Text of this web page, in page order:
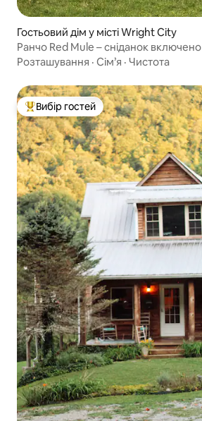
Гостьовий дім у місті Wright City
Ранчо Red Mule – сніданок включено
Розташування · Сім’я · Чистота
Топ вибір гостей
Вибір гостей